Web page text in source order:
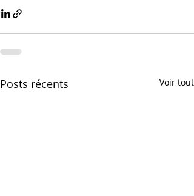
Posts récents Voir tout